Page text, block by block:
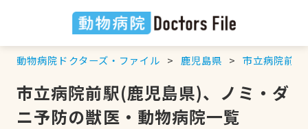
動物病院ドクターズ・ファイル 鹿児島県 市立病院前駅
市立病院前駅(鹿児島県)、ノミ・ダ
ニ予防の獣医・動物病院一覧